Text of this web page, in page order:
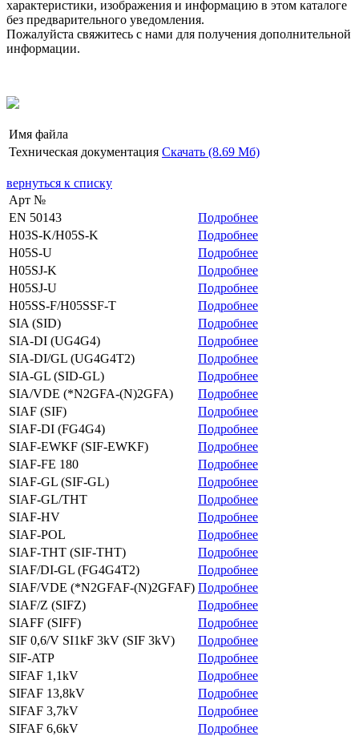
характеристики, изображения и информацию в этом каталоге
без предварительного уведомления.
Пожалуйста свяжитесь с нами для получения дополнительной
информации.
Имя файла
Техническая документация Скачать (8.69 Мб)
вернуться к списку
Арт №
EN 50143
Подробнее
H03S-K/H05S-K
Подробнее
H05S-U
Подробнее
H05SJ-K
Подробнее
H05SJ-U
Подробнее
H05SS-F/H05SSF-T
Подробнее
SIA (SID)
Подробнее
SIA-DI (UG4G4)
Подробнее
SIA-DI/GL (UG4G4T2)
Подробнее
SIA-GL (SID-GL)
Подробнее
SIA/VDE (*N2GFA-(N)2GFA)
Подробнее
SIAF (SIF)
Подробнее
SIAF-DI (FG4G4)
Подробнее
SIAF-EWKF (SIF-EWKF)
Подробнее
SIAF-FE 180
Подробнее
SIAF-GL (SIF-GL)
Подробнее
SIAF-GL/THT
Подробнее
SIAF-HV
Подробнее
SIAF-POL
Подробнее
SIAF-THT (SIF-THT)
Подробнее
SIAF/DI-GL (FG4G4T2)
Подробнее
SIAF/VDE (*N2GFAF-(N)2GFAF) Подробнее
SIAF/Z (SIFZ)
Подробнее
SIAFF (SIFF)
Подробнее
SIF 0,6/V SI1kF 3kV (SIF 3kV)
Подробнее
SIF-ATP
Подробнее
SIFAF 1,1kV
Подробнее
SIFAF 13,8kV
Подробнее
SIFAF 3,7kV
Подробнее
SIFAF 6,6kV
Подробнее